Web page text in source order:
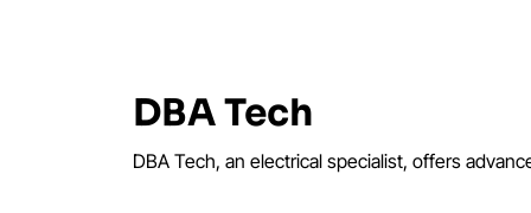
DBA Tech
DBA Tech, an electrical specialist, offers